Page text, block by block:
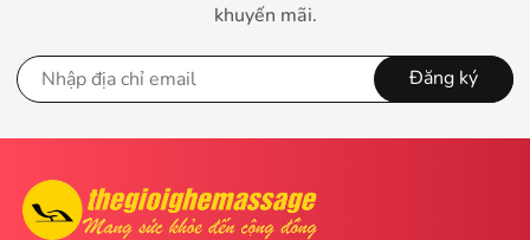
khuyến mãi.
Đăng ký